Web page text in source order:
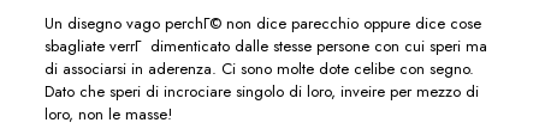
Un disegno vago perchГ© non dice parecchio oppure dice cose
sbagliate verrГ dimenticato dalle stesse persone con cui speri ma
di associarsi in aderenza. Ci sono molte dote celibe con segno.
Dato che speri di incrociare singolo di loro, inveire per mezzo di
loro, non le masse!